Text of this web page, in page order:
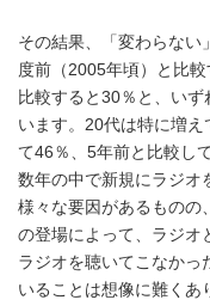
その結果、「変わらない
度前（2005年頃）と比
比較すると30％と、い
います。20代は特に増
て46％、5年前と比較し
数年の中で新規にラジオ
様々な要因があるものの
の登場によって、ラジオ
ラジオを聴いてこなかっ
いることは想像に難くあ